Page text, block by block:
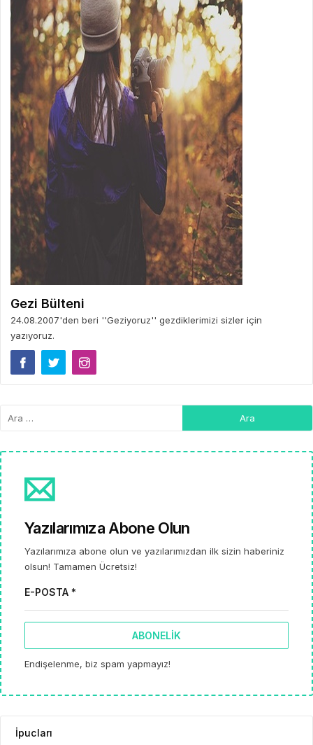
Gezi Bülteni
24.08.2007'den beri ''Geziyoruz'' gezdiklerimizi sizler için
yazıyoruz.
Yazılarımıza Abone Olun
Yazılarımıza abone olun ve yazılarımızdan ilk sizin haberiniz
olsun! Tamamen Ücretsiz!
E-POSTA *
ABONELIK
Endişelenme, biz spam yapmayız!
İpucları